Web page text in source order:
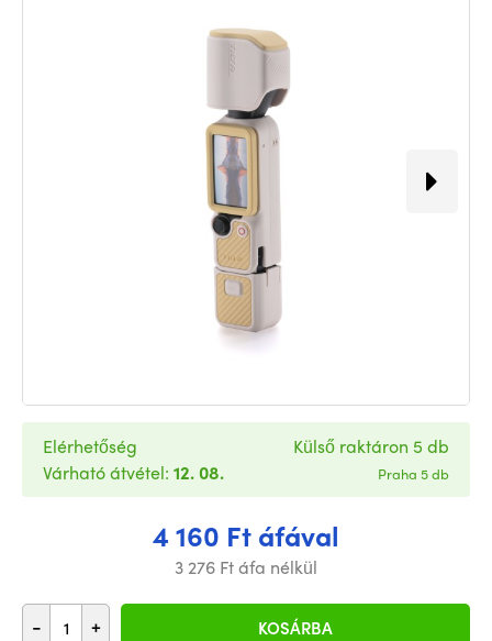
4 160 Ft áfával
3 276 Ft áfa nélkül
- + KOSÁRBA
Elérhetőség
Várható átvétel: 12. 08.
Külső raktáron 5 db
Praha 5 db